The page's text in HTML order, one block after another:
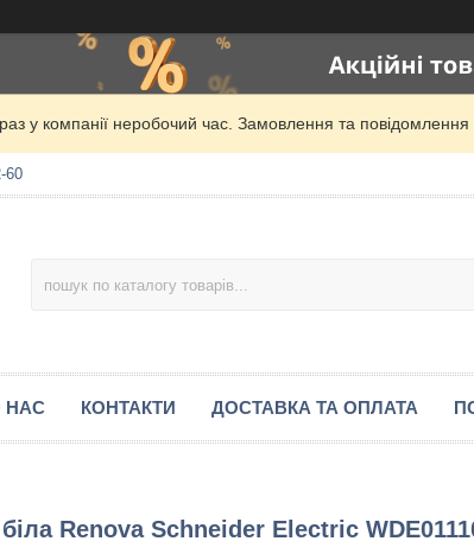
у компанії неробочий час. Замовлення та
60
НАС КОНТАКТИ ДОСТАВКА ТА ОПЛАТА
Renova Schneider Electric